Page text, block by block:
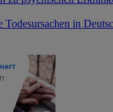
Todesursachen in